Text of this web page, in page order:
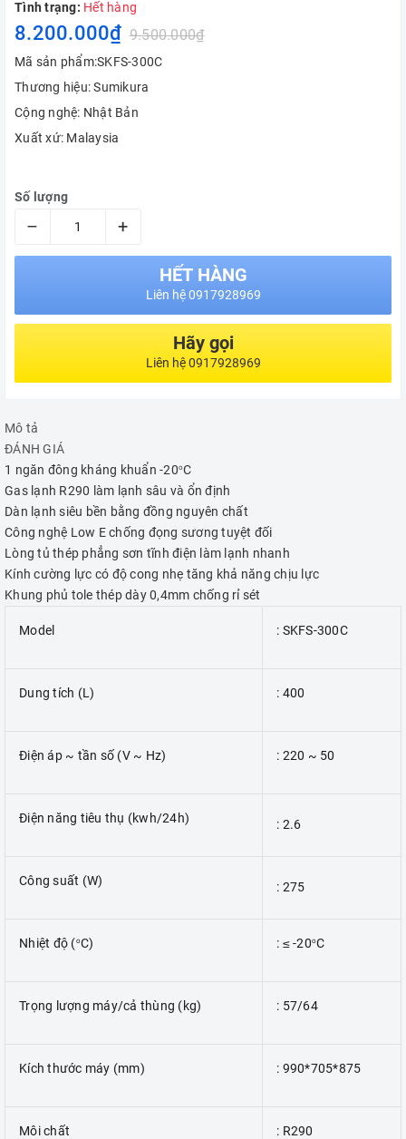
Tình trạng: Hết hàng
8.200.000₫ 9.500.000₫
Mã sản phẩm:SKFS-300C
Thương hiệu: Sumikura
Cộng nghệ: Nhật Bản
Xuất xứ: Malaysia
Số lượng
– +
HẾT HÀNG
Liên hệ 0917928969
Hãy gọi
Liên hệ 0917928969
Mô tả
ĐÁNH GIÁ
1 ngăn đông kháng khuẩn -20oC
Gas lạnh R290 làm lạnh sâu và ổn định
Dàn lạnh siêu bền bằng đồng nguyên chất
Công nghệ Low E chống đọng sương tuyệt đối
Lòng tủ thép phẳng sơn tĩnh điện làm lạnh nhanh
Kính cường lực có độ cong nhẹ tăng khả năng chịu lực
Khung phủ tole thép dày 0,4mm chống rỉ sét
Model : SKFS-300C
Dung tích (L) : 400
Điện áp ~ tần số (V ~ Hz) : 220 ~ 50
Điện năng tiêu thụ (kwh/24h) : 2.6
Công suất (W) : 275
Nhiệt độ (oC) : ≤ -20oC
Trọng lượng máy/cả thùng (kg) : 57/64
Kích thước máy (mm) : 990*705*875
Môi chất : R290